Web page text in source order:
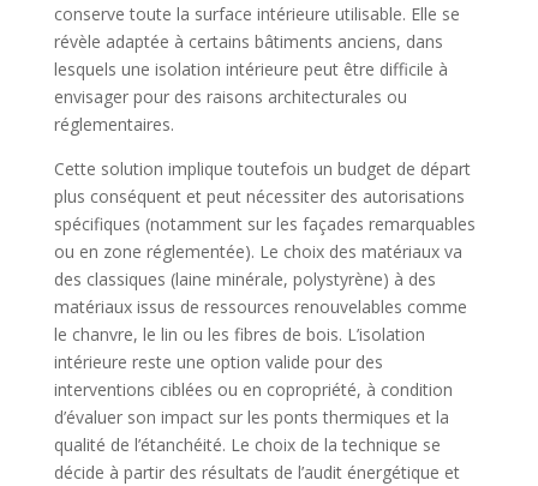
conserve toute la surface intérieure utilisable. Elle se
révèle adaptée à certains bâtiments anciens, dans
lesquels une isolation intérieure peut être difficile à
envisager pour des raisons architecturales ou
réglementaires.
Cette solution implique toutefois un budget de départ
plus conséquent et peut nécessiter des autorisations
spécifiques (notamment sur les façades remarquables
ou en zone réglementée). Le choix des matériaux va
des classiques (laine minérale, polystyrène) à des
matériaux issus de ressources renouvelables comme
le chanvre, le lin ou les fibres de bois. L’isolation
intérieure reste une option valide pour des
interventions ciblées ou en copropriété, à condition
d’évaluer son impact sur les ponts thermiques et la
qualité de l’étanchéité. Le choix de la technique se
décide à partir des résultats de l’audit énergétique et